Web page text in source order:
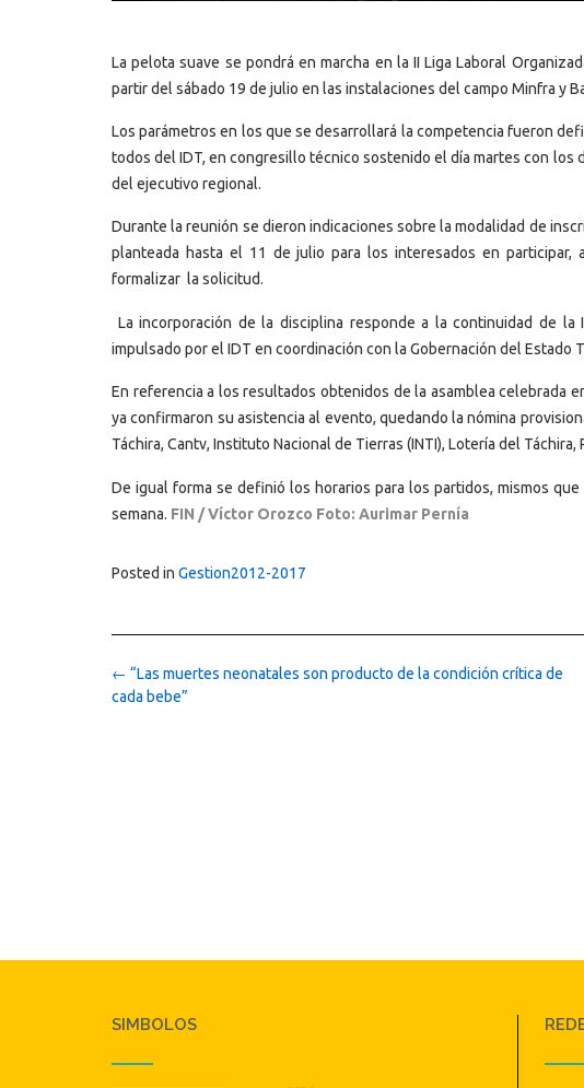
La pelota suave se pondrá en marcha en la II Liga Laboral
partir del sábado 19 de julio en las instalaciones del campo Minfra y
Los parámetros en los que se desarrollará la competencia fueron
todos del IDT, en congresillo técnico sostenido el día martes con
del ejecutivo regional.
Durante la reunión se dieron indicaciones sobre la modalidad de
planteada hasta el 11 de julio para los interesados en
formalizar la solicitud.
La incorporación de la disciplina responde a la continuidad de
impulsado por el IDT en coordinación con la Gobernación del Estado
En referencia a los resultados obtenidos de la asamblea celebrada
ya confirmaron su asistencia al evento, quedando la nómina
Táchira, Cantv, Instituto Nacional de Tierras (INTI), Lotería del Táchira,
De igual forma se definió los horarios para los partidos, mismos
semana. FIN / Víctor Orozco Foto: Aurimar Pernía
Posted in Gestion2012-2017
Post
navigation
← “Las muertes neonatales son producto de la condición crítica de
cada bebe”
SIMBOLOS